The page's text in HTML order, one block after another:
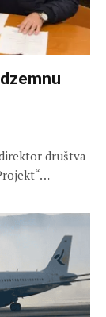
društva